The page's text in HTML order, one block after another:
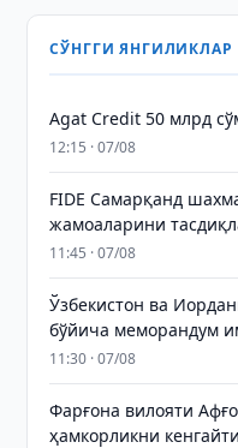
СЎНГГИ ЯНГИЛИКЛАР
Agat Credit 50 млрд
12:15 · 07/08
FIDE Самарқанд
жамоаларини
11:45 · 07/08
Ўзбекистон ва
бўйича меморандум
11:30 · 07/08
Фарғона вилояти
ҳамкорликни